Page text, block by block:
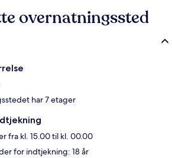
overnatningssted
har 7 etager
fra kl. 15.00 til kl. 00.00
for indtjekning: 18 år